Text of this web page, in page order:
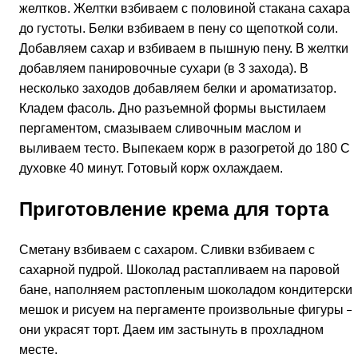
желтков. Желтки взбиваем с половиной стакана сахара
до густоты. Белки взбиваем в пену со щепоткой соли.
Добавляем сахар и взбиваем в пышную пену. В желтки
добавляем панировочные сухари (в 3 захода). В
несколько заходов добавляем белки и ароматизатор.
Кладем фасоль. Дно разъемной формы выстилаем
пергаментом, смазываем сливочным маслом и
выливаем тесто. Выпекаем корж в разогретой до 180 С
духовке 40 минут. Готовый корж охлаждаем.
Приготовление крема для торта
Сметану взбиваем с сахаром. Сливки взбиваем с
сахарной пудрой. Шоколад растапливаем на паровой
бане, наполняем растопленым шоколадом
мешок и рисуем на пергаменте произвольные фигуры
они украсят торт. Даем им застынуть в прохладном
месте.